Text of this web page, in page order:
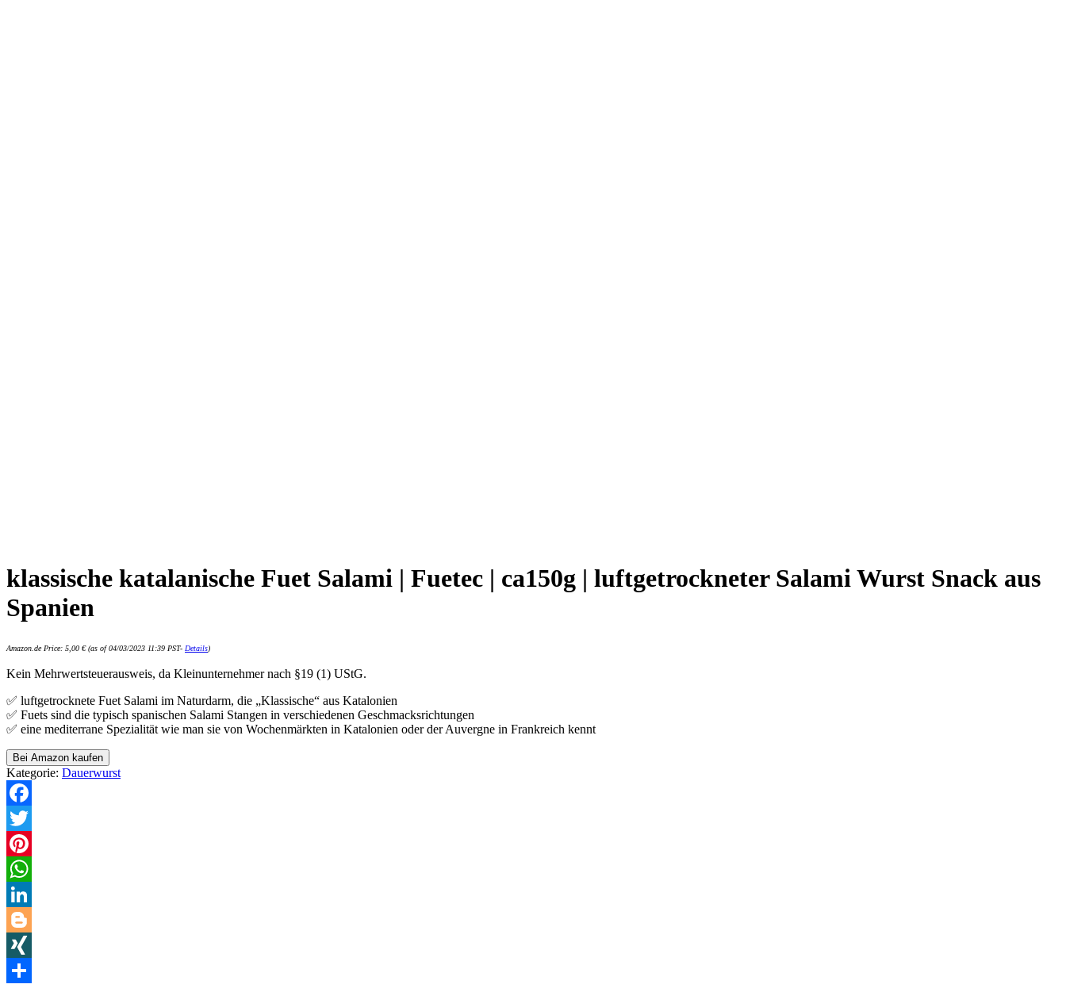
klassische katalanische Fuet Salami | Fuetec | ca150g | luftgetrockneter Salami Wurst Snack aus
Spanien
Amazon.de Price: 5,00 €(as of 04/03/2023 11:39 PST- Details)
Kein Mehrwertsteuerausweis, da Kleinunternehmer nach §19 (1) UStG.
✅ luftgetrocknete Fuet Salami im Naturdarm, die „Klassische“ aus Katalonien
✅ Fuets sind die typisch spanischen Salami Stangen in verschiedenen Geschmacksrichtungen
✅ eine mediterrane Spezialität wie man sie von Wochenmärkten in Katalonien oder der Auvergne in Frankreich kennt
Bei Amazon kaufen
Kategorie: Dauerwurst
Facebook
Twitter
Pinterest
WhatsApp
LinkedIn
Blogger
XING